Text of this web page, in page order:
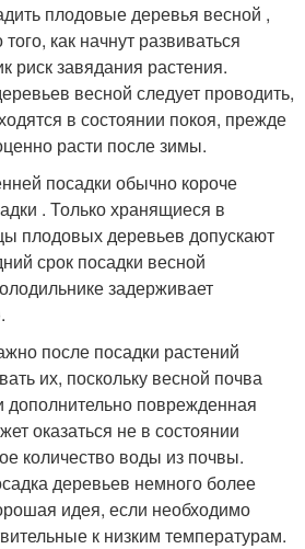
плодовые деревья весной ,
как начнут развиваться
риск завядания растения.
весной следует проводить,
в состоянии покоя, прежде
расти после зимы.
посадки обычно короче
. Только хранящиеся в
плодовых деревьев допускают
срок посадки весной
задерживает
после посадки растений
их, поскольку весной почва
дополнительно поврежденная
оказаться не в состоянии
количество воды из почвы.
деревьев немного более
идея, если необходимо
к низким температурам.